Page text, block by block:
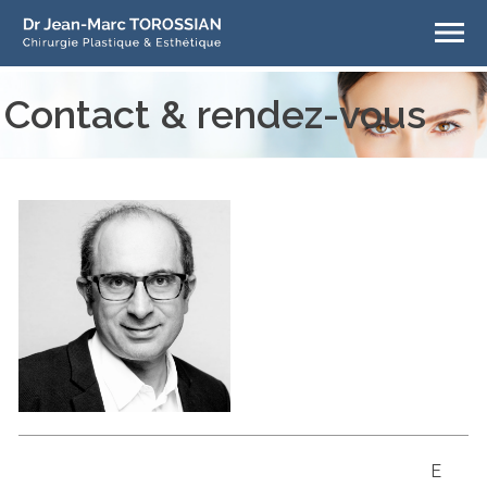
Contact & rendez-vous
E